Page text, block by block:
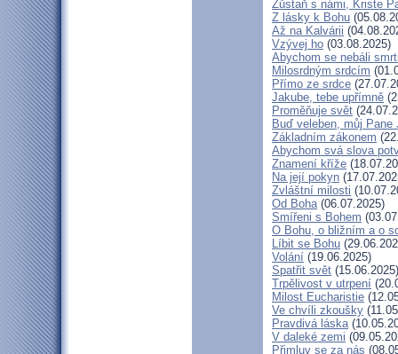
Zůstaň s námi, Kriste
Z lásky k Bohu
Až na Kalvárii
Vzývej ho (03.08.2025)
Abychom se nebáli
Milosrdným srdcím
Přímo ze srdce
Jakube, tebe upřímně
Proměňuje svět
Buď veleben, můj
Základním zákonem
Abychom svá slova
Znamení kříže
Na její pokyn
Zvláštní milosti
Od Boha(06.07.2025)
Smířeni s Bohem
O Bohu, o bližním a o
Líbit se Bohu
Volání (19.06.2025)
Spatřit svět (15.06.2025)
Trpělivost v utrpení
Milost Eucharistie
Ve chvíli zkoušky
Pravdivá láska
V daleké zemi
Přimluv se za nás